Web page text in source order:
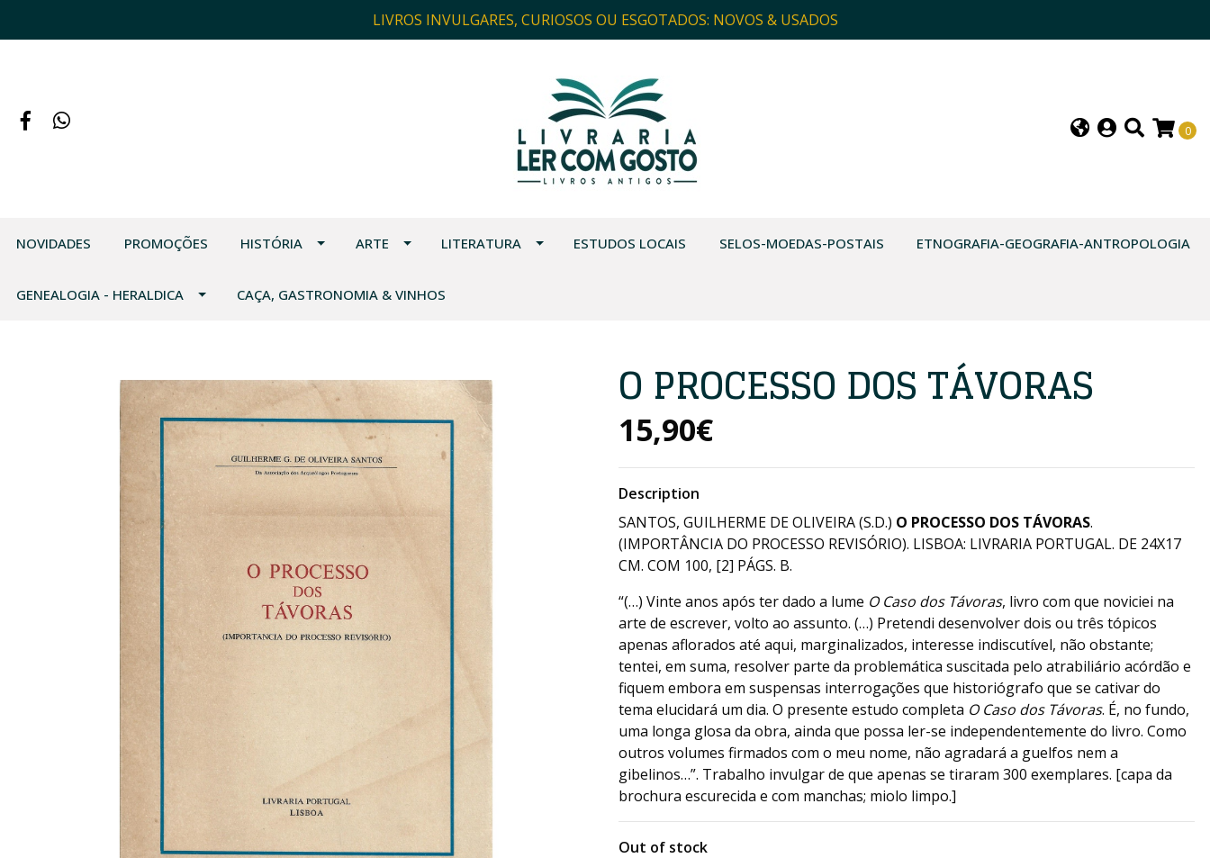
LIVROS INVULGARES, CURIOSOS OU ESGOTADOS: NOVOS & USADOS
0
NOVIDADES PROMOÇÕES HISTÓRIA ARTE LITERATURA ESTUDOS LOCAIS SELOS-MOEDAS-POSTAIS ETNOGRAFIA-GEOGRAFIA-ANTROPOLOGIA
GENEALOGIA - HERALDICA CAÇA, GASTRONOMIA & VINHOS
O PROCESSO DOS TÁVORAS
15,90€
Description
SANTOS, GUILHERME DE OLIVEIRA (S.D.) O PROCESSO DOS TÁVORAS.
(IMPORTÂNCIA DO PROCESSO REVISÓRIO). LISBOA: LIVRARIA PORTUGAL. DE 24X17
CM. COM 100, [2] PÁGS. B.
“(…) Vinte anos após ter dado a lume O Caso dos Távoras, livro com que noviciei na
arte de escrever, volto ao assunto. (…) Pretendi desenvolver dois ou três tópicos
apenas aflorados até aqui, marginalizados, interesse indiscutível, não obstante;
tentei, em suma, resolver parte da problemática suscitada pelo atrabiliário acórdão e
fiquem embora em suspensas interrogações que historiógrafo que se cativar do
tema elucidará um dia. O presente estudo completa O Caso dos Távoras. É, no fundo,
uma longa glosa da obra, ainda que possa ler-se independentemente do livro. Como
outros volumes firmados com o meu nome, não agradará a guelfos nem a
gibelinos…”. Trabalho invulgar de que apenas se tiraram 300 exemplares. [capa da
brochura escurecida e com manchas; miolo limpo.]
Out of stock